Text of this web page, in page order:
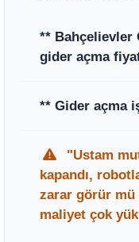
** Bahçelievler
gider açma
uzunluğuna,
göre en
**
** Gider açma
robotik cihazlar
genellikle 30
yer kırılmadan
kapandı,
zarar görür
maliyet çok